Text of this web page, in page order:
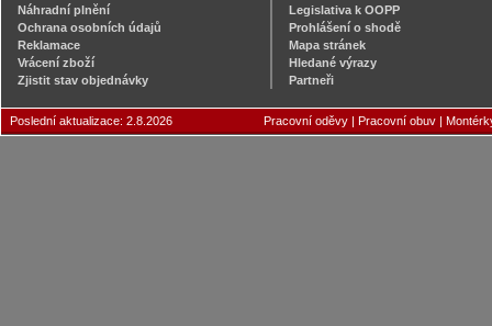
Náhradní plnění
Ochrana osobních údajů
Reklamace
Vrácení zboží
Zjistit stav objednávky
Legislativa k OOPP
Prohlášení o shodě
Mapa stránek
Hledané výrazy
Partneři
Poslední aktualizace: 2.8.2026 Pracovní oděvy | Pracovní obuv |